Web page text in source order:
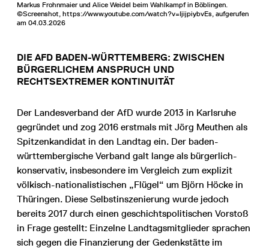
Markus Frohnmaier und Alice Weidel beim Wahlkampf in Böblingen.
©Screenshot, https://www.youtube.com/watch?v=IjijpiybvEs, aufgerufen
am 04.03.2026
DIE AFD BADEN-WÜRTTEMBERG: ZWISCHEN
BÜRGERLICHEM ANSPRUCH UND
RECHTSEXTREMER KONTINUITÄT
Der Landesverband der AfD wurde 2013 in Karlsruhe
gegründet und zog 2016 erstmals mit Jörg Meuthen als
Spitzenkandidat in den Landtag ein. Der baden-
württembergische Verband galt lange als bürgerlich-
konservativ, insbesondere im Vergleich zum explizit
völkisch-nationalistischen „Flügel“ um Björn Höcke in
Thüringen. Diese Selbstinszenierung wurde jedoch
bereits 2017 durch einen geschichtspolitischen Vorstoß
in Frage gestellt: Einzelne Landtagsmitglieder sprachen
sich gegen die Finanzierung der Gedenkstätte im